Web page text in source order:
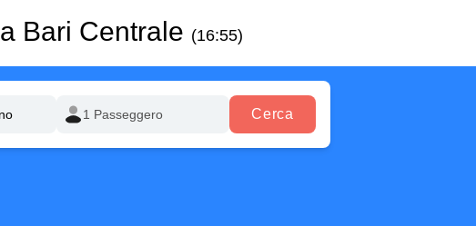
a Bari Centrale (16:55)
Cerca